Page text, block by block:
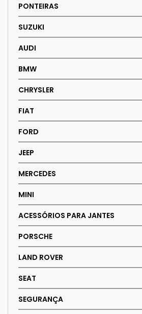
PONTEIRAS
SUZUKI
AUDI
BMW
CHRYSLER
FIAT
FORD
JEEP
MERCEDES
MINI
ACESSÓRIOS PARA JANTES
PORSCHE
LAND ROVER
SEAT
SEGURANÇA